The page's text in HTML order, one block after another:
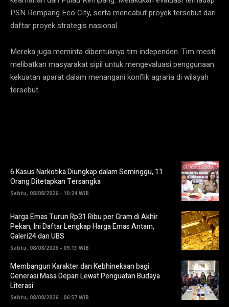
PSN Rempang Eco City, serta mencabut proyek tersebut dari
daftar proyek strategis nasional.
Mereka juga meminta dibentuknya tim independen. Tim mesti
melibatkan masyarakat sipil untuk mengevaluasi penggunaan
kekuatan aparat dalam menangani konflik agraria di wilayah
tersebut.
6 Kasus Narkotika Diungkap dalam Seminggu, 11
Orang Ditetapkan Tersangka
Sabtu, 08/08/2026 - 10:24 WIB
Harga Emas Turun Rp31 Ribu per Gram di Akhir
Pekan, Ini Daftar Lengkap Harga Emas Antam,
Galeri24 dan UBS
Sabtu, 08/08/2026 - 09:13 WIB
Membangun Karakter dan Kebhinekaan bagi
Generasi Masa Depan Lewat Penguatan Budaya
Literasi
Sabtu, 08/08/2026 - 06:57 WIB